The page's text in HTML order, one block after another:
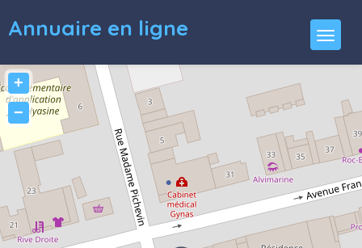
Annuaire en ligne
+
−